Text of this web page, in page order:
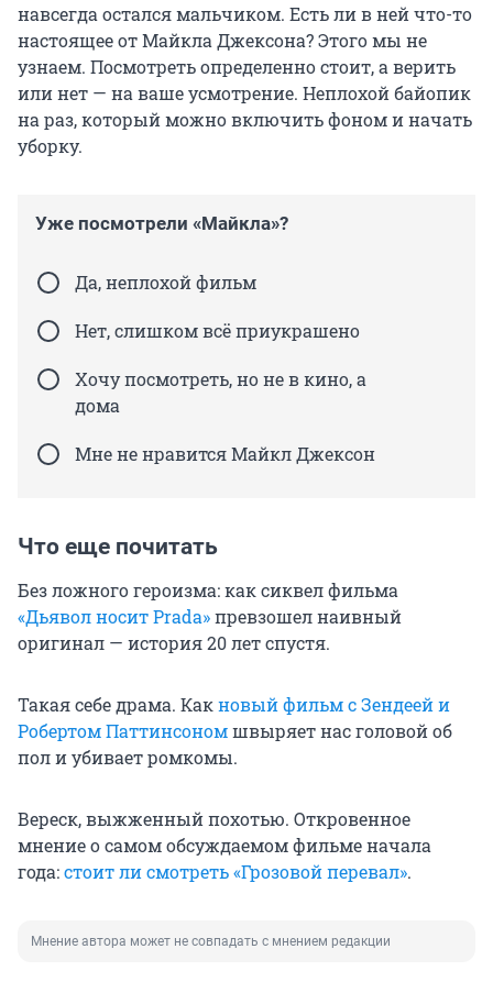
навсегда остался мальчиком. Есть ли в ней что-то
настоящее от Майкла Джексона? Этого мы не
узнаем. Посмотреть определенно стоит, а верить
или нет — на ваше усмотрение. Неплохой байопик
на раз, который можно включить фоном и начать
уборку.
Уже посмотрели «Майкла»?
Да, неплохой фильм
Нет, слишком всё приукрашено
Хочу посмотреть, но не в кино, а
дома
Мне не нравится Майкл Джексон
Что еще почитать
Без ложного героизма: как сиквел фильма
«Дьявол носит Prada»превзошел наивный
оригинал — история 20 лет спустя.
Такая себе драма. Какновый фильм с Зендеей и
Робертом Паттинсономшвыряет нас головой об
пол и убивает ромкомы.
Вереск, выжженный похотью. Откровенное
мнение о самом обсуждаемом фильме начала
года:стоит ли смотреть «Грозовой перевал».
Мнение автора может не совпадать с мнением редакции